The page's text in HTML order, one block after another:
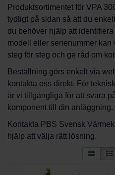
Produktsortimentet för VPA
tydligt på sidan så att du
du behöver hjälp att
modell eller serienummer kan
steg för steg och ge råd om
Beställning görs enkelt via
kontakta oss direkt. För
är vi tillgängliga för att svara
komponent till din anläggning.
Kontakta PBS Svensk
hjälp att välja rätt lösning.